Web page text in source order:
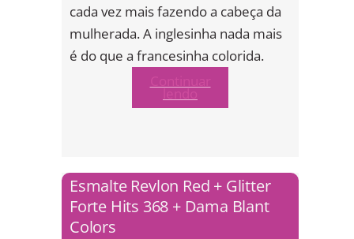
cada vez mais fazendo a cabeça da
mulherada. A inglesinha nada mais
é do que a francesinha colorida.
lendo
Esmalte Revlon Red + Glitter
Forte Hits 368 + Dama Blant
Colors